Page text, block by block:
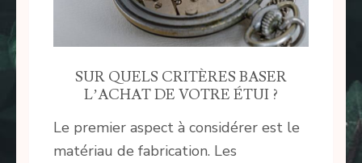
SUR QUELS CRITÈRES BASER
L’ACHAT DE VOTRE ÉTUI ?
Le premier aspect à considérer est le
matériau de fabrication. Les